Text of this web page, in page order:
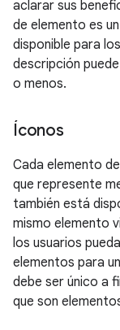
aclarar sus
de elemento es
disponible para
descripción
o menos.
Íconos
Cada elemento
que represente
también está
mismo elemento
los usuarios
elementos para
debe ser único a
que son